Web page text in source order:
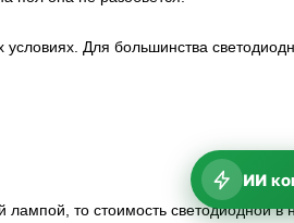
условиях. Для большинства
то стоимость светодиодной в
ИИ